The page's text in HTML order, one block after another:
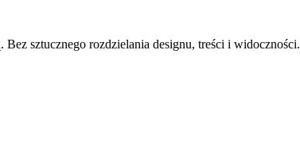
sztucznego rozdzielania designu, treści i widoczności.